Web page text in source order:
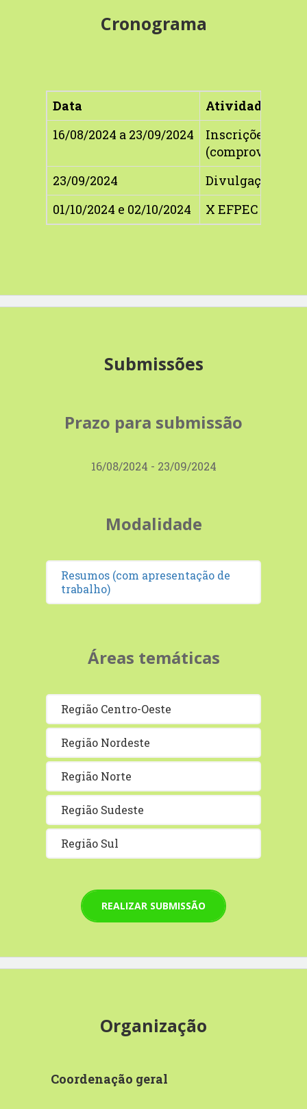
Cronograma
Data
Atividade
16/08/2024 a 23/09/2024
Inscrições e
(comprovar
23/09/2024
Divulgação da
01/10/2024 e 02/10/2024
X EFPEC 2024
Submissões
Prazo para submissão
16/08/2024 - 23/09/2024
Modalidade
Resumos (com apresentação de
trabalho)
Áreas temáticas
Região Centro-Oeste
Região Nordeste
Região Norte
Região Sudeste
Região Sul
REALIZAR SUBMISSÃO
Organização
Coordenação geral